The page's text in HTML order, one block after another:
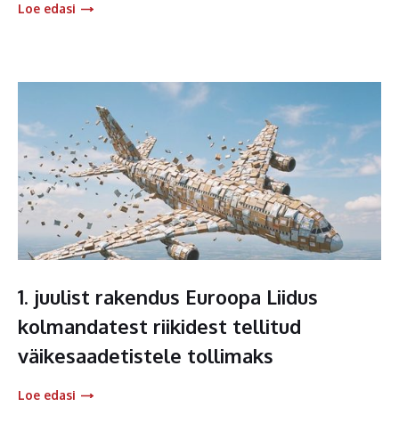
Loe edasi
1. juulist rakendus Euroopa Liidus
kolmandatest riikidest tellitud
väikesaadetistele tollimaks
Loe edasi